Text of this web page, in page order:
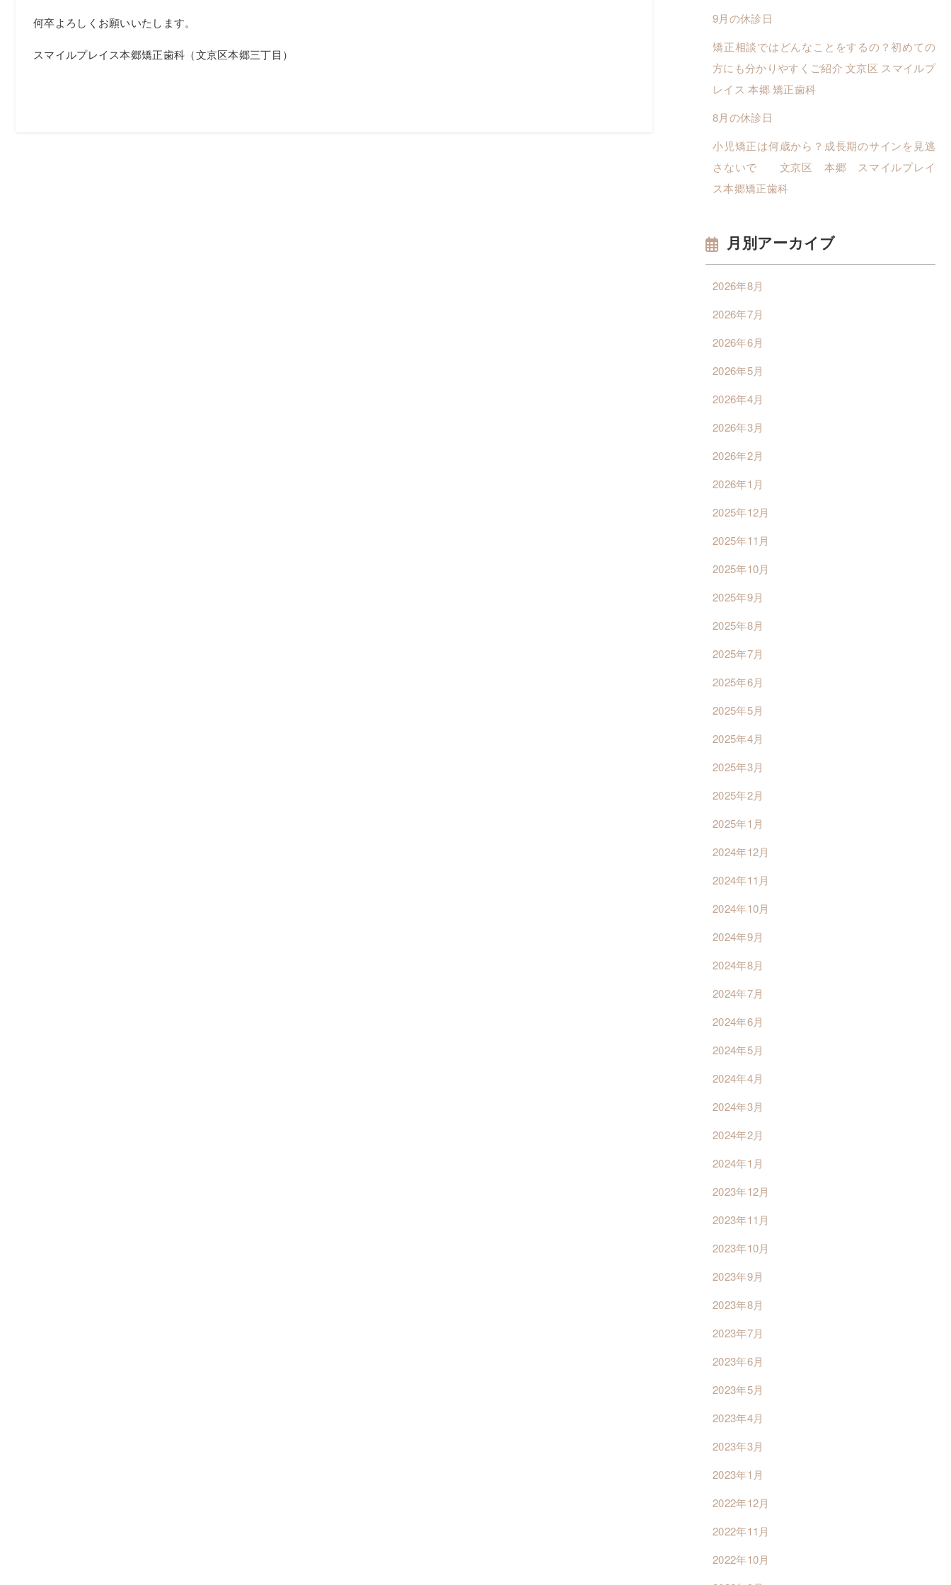
何卒よろしくお願いいたします。
スマイルプレイス本郷矯正歯科（文京区本郷三丁目）
9月の休診日
矯正相談ではどんなことをするの？初めての
方にも分かりやすくご紹介 文京区 スマイルプ
レイス 本郷 矯正歯科
8月の休診日
小児矯正は何歳から？成長期のサインを見逃
さないで 文京区 本郷 スマイルプレイ
ス本郷矯正歯科
月別アーカイブ
2026年8月
2026年7月
2026年6月
2026年5月
2026年4月
2026年3月
2026年2月
2026年1月
2025年12月
2025年11月
2025年10月
2025年9月
2025年8月
2025年7月
2025年6月
2025年5月
2025年4月
2025年3月
2025年2月
2025年1月
2024年12月
2024年11月
2024年10月
2024年9月
2024年8月
2024年7月
2024年6月
2024年5月
2024年4月
2024年3月
2024年2月
2024年1月
2023年12月
2023年11月
2023年10月
2023年9月
2023年8月
2023年7月
2023年6月
2023年5月
2023年4月
2023年3月
2023年1月
2022年12月
2022年11月
2022年10月